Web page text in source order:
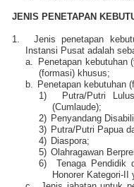
JENIS PENETAPAN
1.
Jenis penetapan
Instansi Pusat adalah
a.
Penetapan kebutuhan
(formasi) khusus;
b.
Penetapan kebutuhan
1)
Putra/Putri
(Cumlaude);
2) Penyandang
3) Putra/Putri Papua
4) Diaspora;
5) Olahragawan
6)
Tenaga Pendidik
Honorer Kategori-II